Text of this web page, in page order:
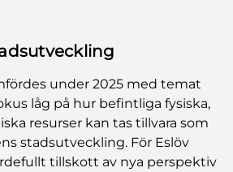
under 2025 med temat
låg på hur befintliga fysiska,
resurser kan tas tillvara som
stadsutveckling. För Eslöv
tillskott av nya perspektiv